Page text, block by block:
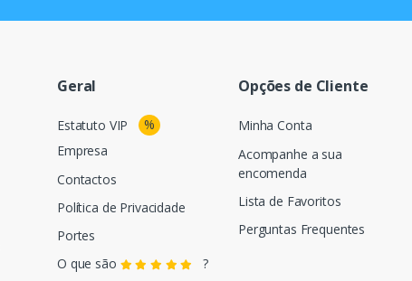
Geral
Estatuto VIP
%
Empresa
Contactos
Política de Privacidade
Portes
O que são
?
Opções de Cliente
Minha Conta
Acompanhe a sua
encomenda
Lista de Favoritos
Perguntas Frequentes